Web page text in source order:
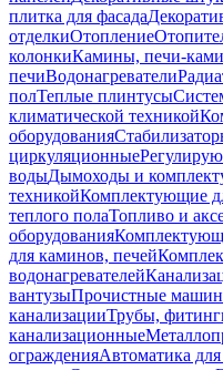
плитка для фасада
отделкиОтопление
колонкиКамины, печи-
печиВодонагреватели
полТеплые плинтусы
климатической техникой
оборудования
циркуляционные
водыДымоходы и
техникойКомплектующие
теплого полаТопливо и
оборудования
для каминов, печей
водонагревателей
вантузыПрочистные
канализацииТрубы,
канализационные
огражденияАвтоматика